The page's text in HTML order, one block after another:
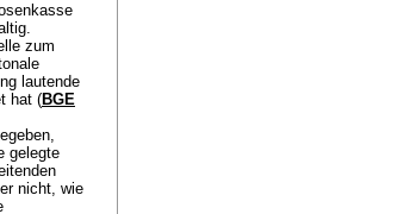
zum
lautende
hat (BGE
gelegte
nicht, wie